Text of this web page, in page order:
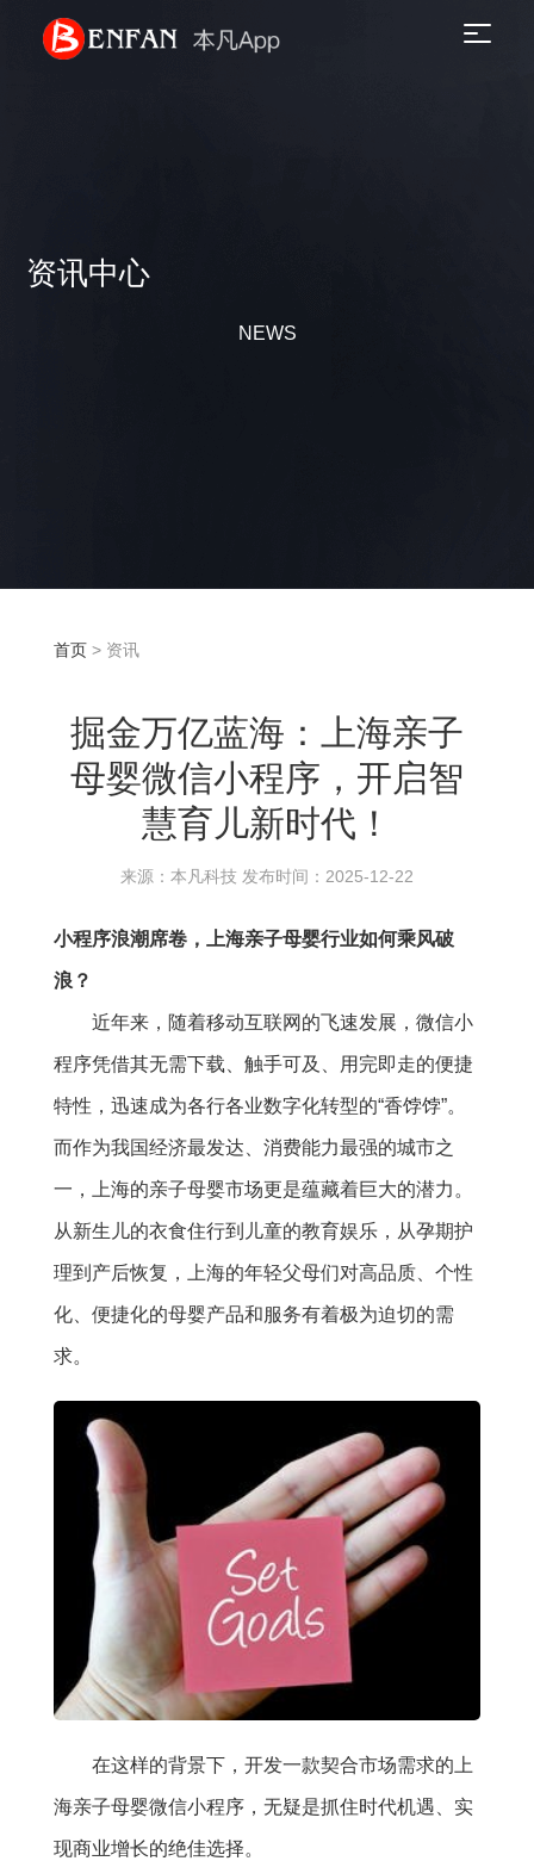
资讯中心
NEWS
首页> 资讯
掘金万亿蓝海：上海亲子
母婴微信小程序，开启智
慧育儿新时代！
来源：本凡科技 发布时间：2025-12-22
小程序浪潮席卷，上海亲子母婴行业如何乘风破
浪？
近年来，随着移动互联网的飞速发展，微信小
程序凭借其无需下载、触手可及、用完即走的便捷
特性，迅速成为各行各业数字化转型的“香饽饽”。
而作为我国经济最发达、消费能力最强的城市之
一，上海的亲子母婴市场更是蕴藏着巨大的潜力。
从新生儿的衣食住行到儿童的教育娱乐，从孕期护
理到产后恢复，上海的年轻父母们对高品质、个性
化、便捷化的母婴产品和服务有着极为迫切的需
求。
在这样的背景下，开发一款契合市场需求的上
海亲子母婴微信小程序，无疑是抓住时代机遇、实
现商业增长的绝佳选择。